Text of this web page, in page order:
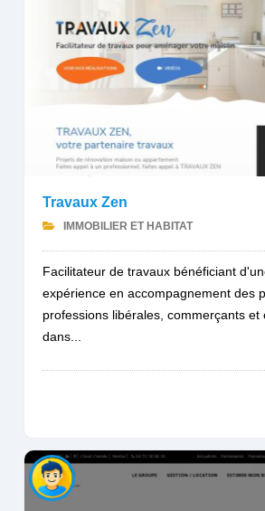
Travaux Zen
IMMOBILIER ET HABITAT
Facilitateur de travaux bénéficiant
expérience en accompagnement des
professions libérales, commerçants et
dans...